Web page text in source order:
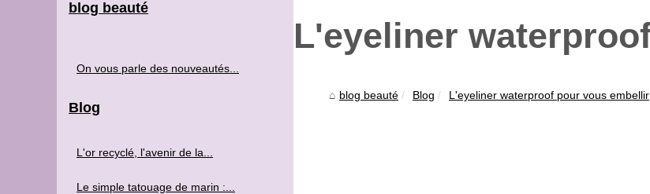
L'eyeliner
blog beauté Blog L'eyeliner waterproof pour vous embellir
blog beauté
On vous parle des nouveautés...
Blog
L'or recyclé, l'avenir de la...
Le simple tatouage de marin :...